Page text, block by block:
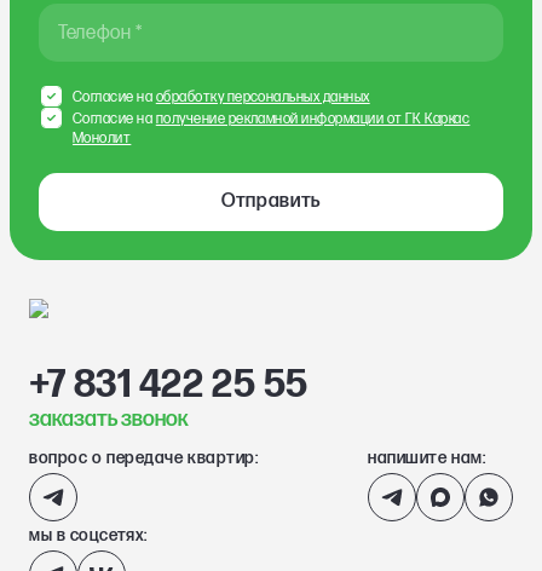
Телефон *
Отправить
Согласие на обработку персональных данных
Согласие на получение рекламной информации от ГК Каркас
Монолит
+7 831 422 25 55
заказать звонок
вопрос о передаче квартир: напишите нам:
мы в соцсетях: